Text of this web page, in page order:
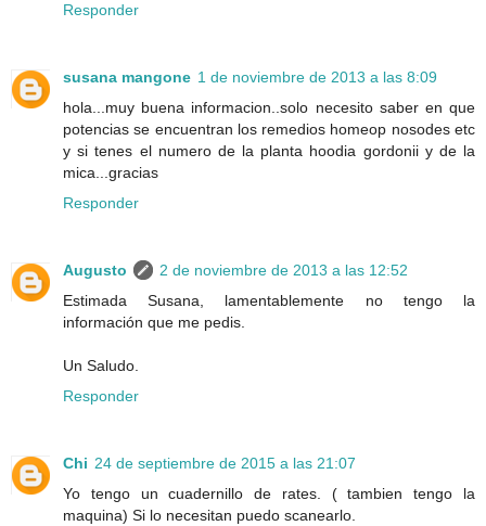
Responder
susana mangone 1 de noviembre de 2013 a las 8:09
hola...muy buena informacion..solo necesito saber en que
potencias se encuentran los remedios homeop nosodes etc
y si tenes el numero de la planta hoodia gordonii y de la
mica...gracias
Responder
Augusto
2 de noviembre de 2013 a las 12:52
Estimada Susana, lamentablemente no tengo la
información que me pedis.
Un Saludo.
Responder
Chi 24 de septiembre de 2015 a las 21:07
Yo tengo un cuadernillo de rates. ( tambien tengo la
maquina) Si lo necesitan puedo scanearlo.